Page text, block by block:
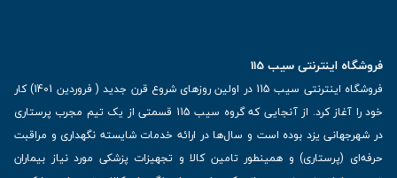
فروشگاه اینترنتی سیب 115
فروشگاه اینترنتی سیب 115 در اولین روزهای شروع قرن جدید ( فروردین 1401) کار
خود را آغاز کرد. از آنجایی که گروه سیب 115 قسمتی از یک تیم مجرب پرستاری
در شهرجهانی یزد بوده است و سال‌ها در ارائه خدمات شایسته نگهداری و مراقبت
حرفه‌ای (پرستاری) و همینطور تامین کالا و تجهیزات پزشکی مورد نیاز بیماران